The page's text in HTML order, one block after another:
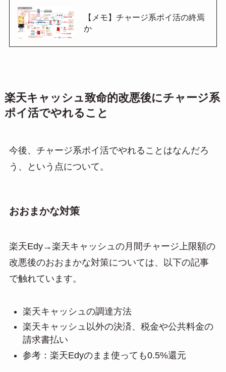
【メモ】チャージ系ポイ活の終焉
か
楽天キャッシュ致命的改悪後にチャージ系
ポイ活でやれること
今後、チャージ系ポイ活でやれることはなんだろ
う、という点について。
おおまかな対策
楽天Edy→楽天キャッシュの月間チャージ上限額の
改悪後のおおまかな対策については、以下の記事
で触れています。
楽天キャッシュの調達方法
楽天キャッシュ以外の決済、税金や公共料金の
請求書払い
参考：楽天Edyのまま使っても0.5%還元